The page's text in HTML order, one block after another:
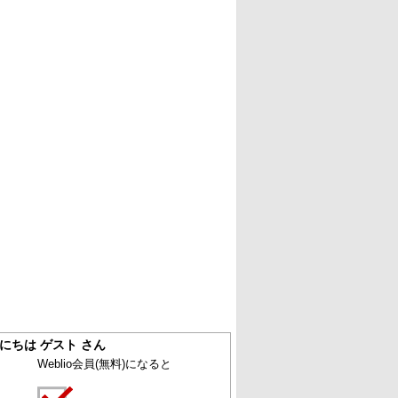
ちは ゲスト さん
Weblio会員(無料)になると